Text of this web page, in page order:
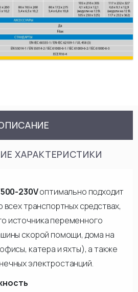
ХАРАКТЕРИСТИКИ
230Vоптимально подходит
всех транспортных средствах,
источника переменного
скорой помощи, дома на
катера и яхты), а также
электростанций.